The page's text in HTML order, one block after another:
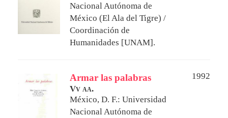
Nacional Autónoma de
México (El Ala del Tigre) /
Coordinación de
Humanidades [UNAM].
Armar las palabras
1992
Vv aa.
México, D. F.: Universidad
Nacional Autónoma de